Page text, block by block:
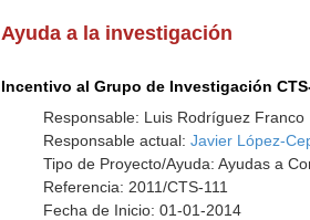
Ayuda a la investigación
Incentivo al Grupo de Investigación
Responsable: Luis Rodríguez Franco
Responsable actual:Javier López-
Tipo de Proyecto/Ayuda: Ayudas a
Referencia: 2011/CTS-111
Fecha de Inicio: 01-01-2014